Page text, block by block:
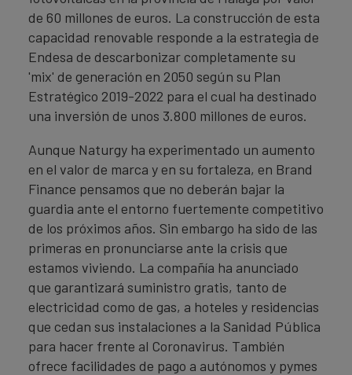
de 60 millones de euros. La construcción de esta
capacidad renovable responde a la estrategia de
Endesa de descarbonizar completamente su
'mix' de generación en 2050 según su Plan
Estratégico 2019-2022 para el cual ha destinado
una inversión de unos 3.800 millones de euros.
Aunque Naturgy ha experimentado un aumento
en el valor de marca y en su fortaleza, en Brand
Finance pensamos que no deberán bajar la
guardia ante el entorno fuertemente competitivo
de los próximos años. Sin embargo ha sido de las
primeras en pronunciarse ante la crisis que
estamos viviendo. La compañía ha anunciado
que garantizará suministro gratis, tanto de
electricidad como de gas, a hoteles y residencias
que cedan sus instalaciones a la Sanidad Pública
para hacer frente al Coronavirus. También
ofrece facilidades de pago a autónomos y pymes